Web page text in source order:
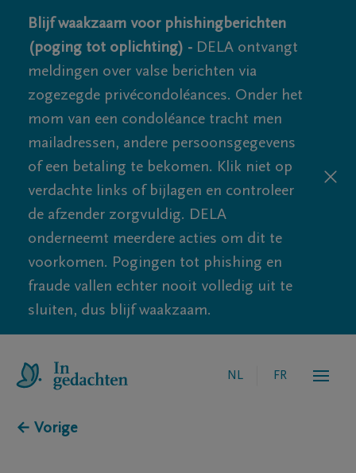
Blijf waakzaam voor phishingberichten
(poging tot oplichting) - DELA ontvangt
meldingen over valse berichten via
zogezegde privécondoléances. Onder het
mom van een condoléance tracht men
mailadressen, andere persoonsgegevens
of een betaling te bekomen. Klik niet op
verdachte links of bijlagen en controleer
de afzender zorgvuldig. DELA
onderneemt meerdere acties om dit te
voorkomen. Pogingen tot phishing en
fraude vallen echter nooit volledig uit te
sluiten, dus blijf waakzaam.
NL FR
← Vorige